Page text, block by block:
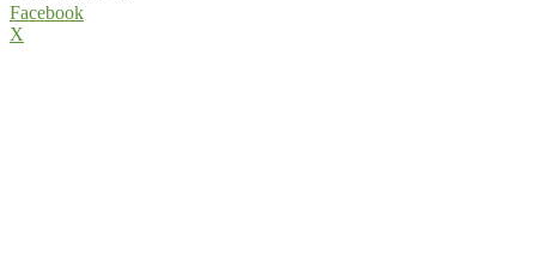
Facebook
X